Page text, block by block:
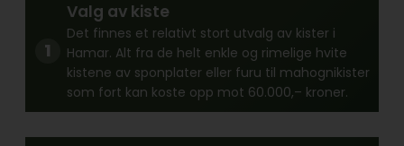
Valg av kiste
Det finnes et relativt stort utvalg av kister i
Hamar. Alt fra de helt enkle og rimelige hvite
kistene av sponplater eller furu til mahognikister
som fort kan koste opp mot 60.000,– kroner.